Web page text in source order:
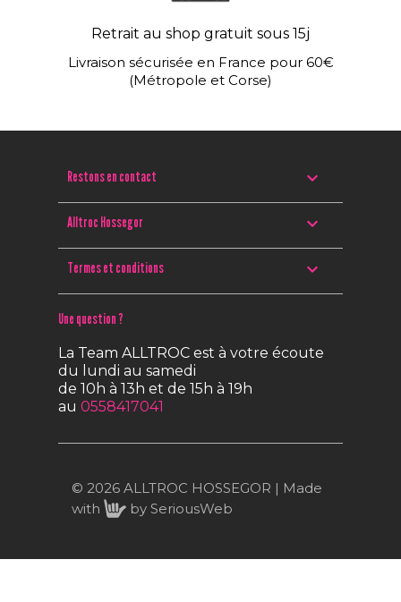
Retrait au shop gratuit sous 15j
Livraison sécurisée en France pour 60€
(Métropole et Corse)
Restons en contact 
Alltroc Hossegor 
Termes et conditions 
Une question ?
La Team ALLTROC est à votre écoute
du lundi au samedi
de 10h à 13h et de 15h à 19h
au 0558417041
© 2026 ALLTROC HOSSEGOR | Made
with
by SeriousWeb